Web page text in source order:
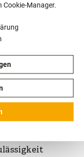
an. Es
anhand des
Prüfschemas (
Cookie-Manager.